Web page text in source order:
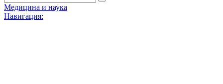
Медицина и наука
Навигация: